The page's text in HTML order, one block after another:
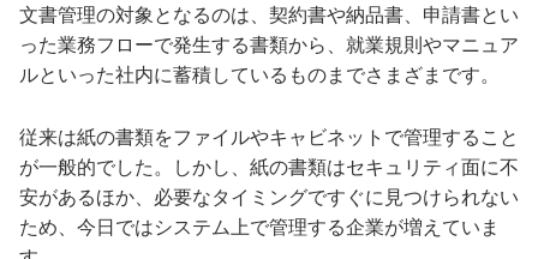
文書管理の対象となるのは、契約書や納品書、申請書とい
った業務フローで発生する書類から、就業規則やマニュア
ルといった社内に蓄積しているものまでさまざまです。
従来は紙の書類をファイルやキャビネットで管理すること
が一般的でした。しかし、紙の書類はセキュリティ面に不
安があるほか、必要なタイミングですぐに見つけられない
ため、今日ではシステム上で管理する企業が増えていま